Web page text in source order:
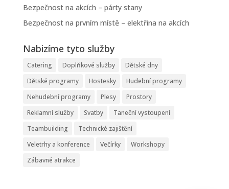
Bezpečnost na akcích – párty stany
Bezpečnost na prvním místě – elektřina na akcích
Nabizíme tyto služby
Catering Doplňkové služby
Dětské dny
Dětské programy
Hostesky
Hudební programy
Nehudební programy
Plesy
Prostory
Reklamní služby
Svatby
Taneční vystoupení
Teambuilding
Technické zajištění
Veletrhy a konference
Večírky
Workshopy
Zábavné atrakce